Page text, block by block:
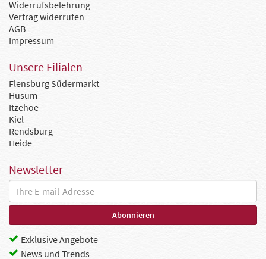
Widerrufsbelehrung
Vertrag widerrufen
AGB
Impressum
Unsere Filialen
Flensburg Südermarkt
Husum
Itzehoe
Kiel
Rendsburg
Heide
Newsletter
Exklusive Angebote
News und Trends